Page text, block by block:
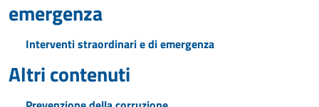
emergenza
Interventi straordinari e di emergenza
Altri contenuti